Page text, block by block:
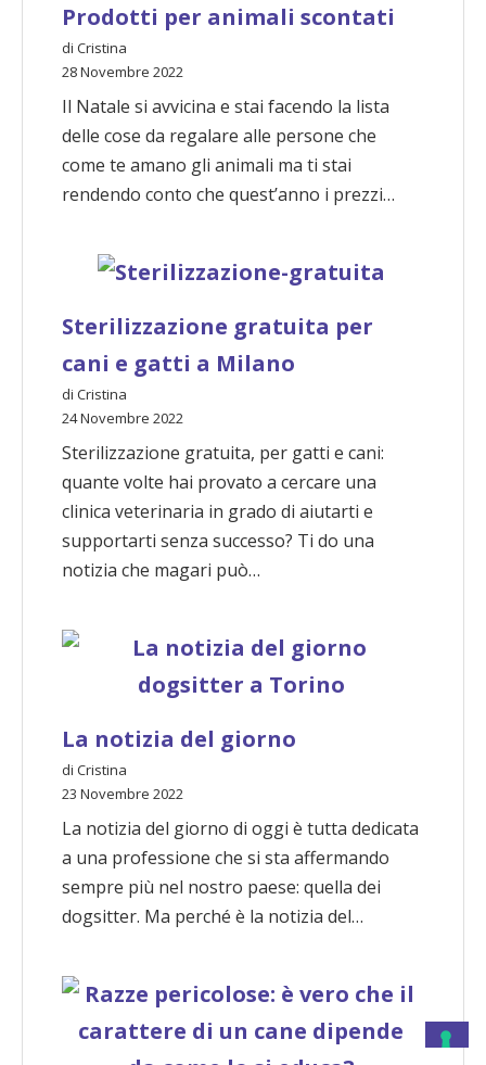
Prodotti per animali scontati
di Cristina
28 Novembre 2022
Il Natale si avvicina e stai facendo la lista
delle cose da regalare alle persone che
come te amano gli animali ma ti stai
rendendo conto che quest’anno i prezzi…
Sterilizzazione gratuita per
cani e gatti a Milano
di Cristina
24 Novembre 2022
Sterilizzazione gratuita, per gatti e cani:
quante volte hai provato a cercare una
clinica veterinaria in grado di aiutarti e
supportarti senza successo? Ti do una
notizia che magari può…
La notizia del giorno
di Cristina
23 Novembre 2022
La notizia del giorno di oggi è tutta dedicata
a una professione che si sta affermando
sempre più nel nostro paese: quella dei
dogsitter. Ma perché è la notizia del…